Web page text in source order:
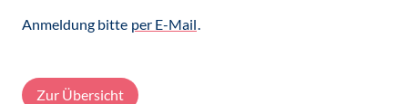
Anmeldung bitte per E-Mail.
Zur Übersicht